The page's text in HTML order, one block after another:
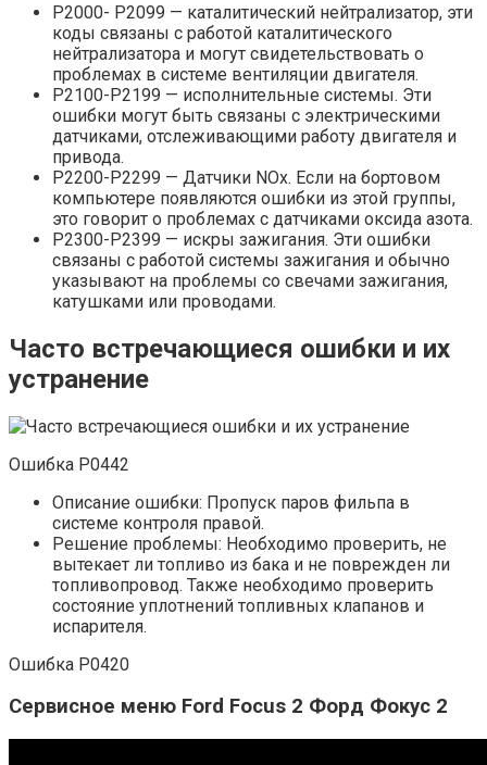
Р2000- Р2099 — каталитический нейтрализатор, эти
коды связаны с работой каталитического
нейтрализатора и могут свидетельствовать о
проблемах в системе вентиляции двигателя.
P2100-P2199 — исполнительные системы. Эти
ошибки могут быть связаны с электрическими
датчиками, отслеживающими работу двигателя и
привода.
P2200-P2299 — Датчики NOx. Если на бортовом
компьютере появляются ошибки из этой группы,
это говорит о проблемах с датчиками оксида азота.
P2300-P2399 — искры зажигания. Эти ошибки
связаны с работой системы зажигания и обычно
указывают на проблемы со свечами зажигания,
катушками или проводами.
Часто встречающиеся ошибки и их
устранение
Ошибка P0442
Описание ошибки: Пропуск паров фильпа в
системе контроля правой.
Решение проблемы: Необходимо проверить, не
вытекает ли топливо из бака и не поврежден ли
топливопровод. Также необходимо проверить
состояние уплотнений топливных клапанов и
испарителя.
Ошибка P0420
Сервисное меню Ford Focus 2 Форд Фокус 2